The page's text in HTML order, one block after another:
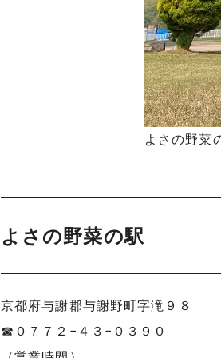
よさの野菜
よさの野菜の駅
京都府与謝郡与謝野町字滝９８
☎︎０７７２−４３−０３９０